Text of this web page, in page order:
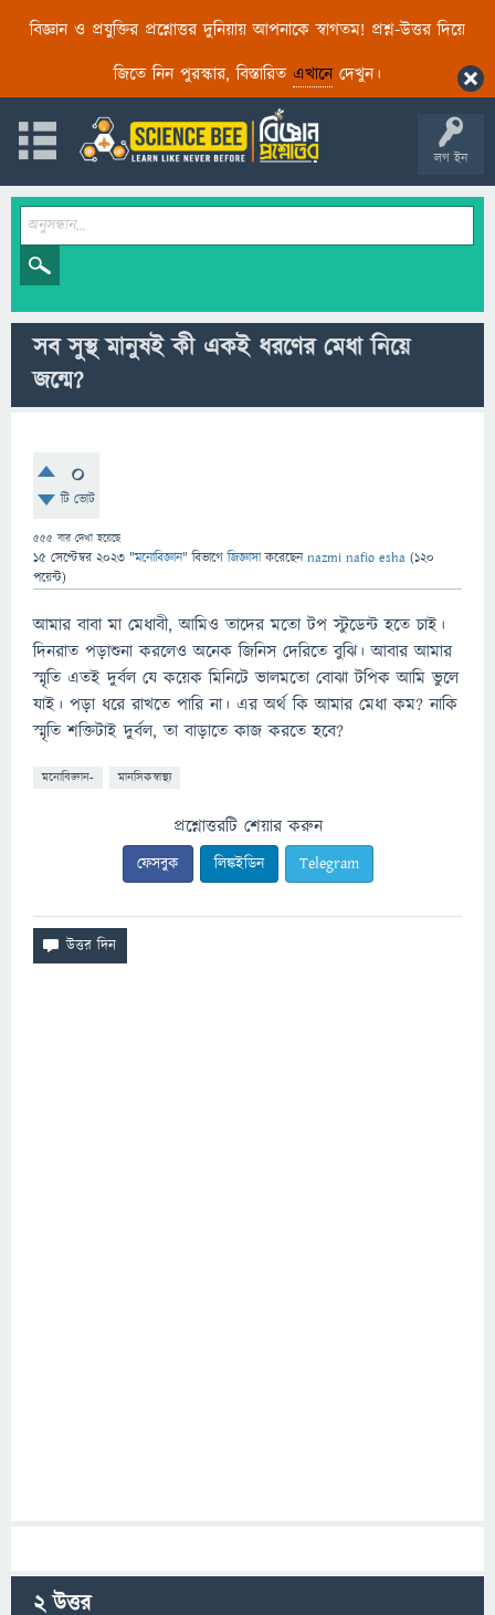
বিজ্ঞান ও প্রযুক্তির প্রশ্নোত্তর দুনিয়ায় আপনাকে স্বাগতম! প্রশ্ন-উত্তর দিয়ে
জিতে নিন পুরস্কার, বিস্তারিত এখানেদেখুন।
লগ ইন
সব সুস্থ মানুষই কী একই ধরণের মেধা নিয়ে
জন্মে?
0
টি ভোট
555 বার দেখা হয়েছে
15 সেপ্টেম্বর 2023 "মনোবিজ্ঞান" বিভাগে জিজ্ঞাসাকরেছেনnazmi nafio esha (120
পয়েন্ট)
আমার বাবা মা মেধাবী, আমিও তাদের মতো টপ স্টুডেন্ট হতে চাই।
দিনরাত পড়াশুনা করলেও অনেক জিনিস দেরিতে বুঝি। আবার আমার
স্মৃতি এতই দুর্বল যে কয়েক মিনিটে ভালমতো বোঝা টপিক আমি ভুলে
যাই। পড়া ধরে রাখতে পারি না। এর অর্থ কি আমার মেধা কম? নাকি
স্মৃতি শক্তিটাই দুর্বল, তা বাড়াতে কাজ করতে হবে?
মনোবিজ্ঞান- মানসিকস্বাস্থ্য
প্রশ্নোত্তরটি শেয়ার করুন
ফেসবুক লিঙ্কইডিন Telegram
2উত্তর